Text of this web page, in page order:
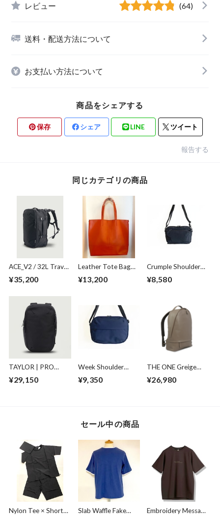
レビュー (64)
送料・配送方法について
お支払い方法について
商品をシェアする
保存 シェア LINE ツイート
報告する
同じカテゴリの商品
ACE_V2 / 32L Travel
Cordura® Ballistic
¥35,200
Leather Tote Bag
¥13,200
Crumple Shoulder
¥8,580
TAYLOR | PRO
¥29,150
Week Shoulder
¥9,350
THE ONE Greige
¥26,980
セール中の商品
Nylon Tee × Shorts
Slab Waffle Fake
Embroidery Message